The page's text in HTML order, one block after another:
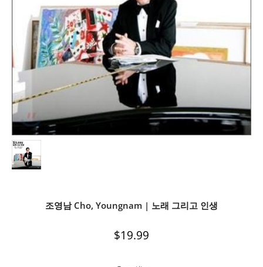
조영남 Cho, Youngnam | 노래 그리고 인생
$19.99